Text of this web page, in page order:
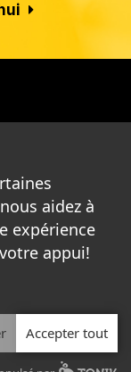
de
en
aidez à
expérience
appui!
Accepter tout